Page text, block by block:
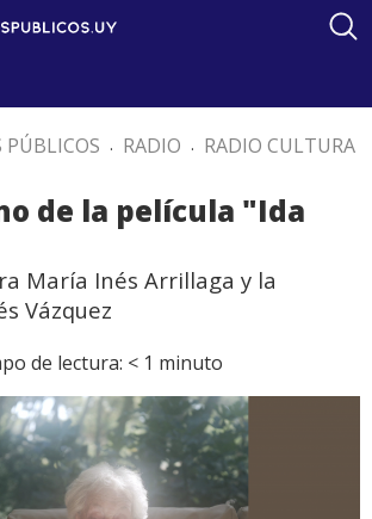
PÚBLICOS . RADIO . RADIO CULTURA
de la película "Ida
María Inés Arrillaga y la
Vázquez
de lectura: < 1 minuto